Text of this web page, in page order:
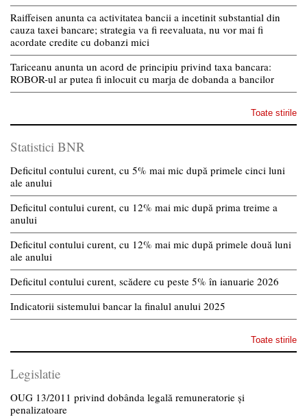
Raiffeisen anunta ca activitatea bancii a incetinit substantial din
cauza taxei bancare; strategia va fi reevaluata, nu vor mai fi
acordate credite cu dobanzi mici
Tariceanu anunta un acord de principiu privind taxa bancara:
ROBOR-ul ar putea fi inlocuit cu marja de dobanda a bancilor
Toate stirile
Statistici BNR
Deficitul contului curent, cu 5% mai mic după primele cinci luni
ale anului
Deficitul contului curent, cu 12% mai mic după prima treime a
anului
Deficitul contului curent, cu 12% mai mic după primele două luni
ale anului
Deficitul contului curent, scădere cu peste 5% în ianuarie 2026
Indicatorii sistemului bancar la finalul anului 2025
Toate stirile
Legislatie
OUG 13/2011 privind dobânda legală remuneratorie și
penalizatoare